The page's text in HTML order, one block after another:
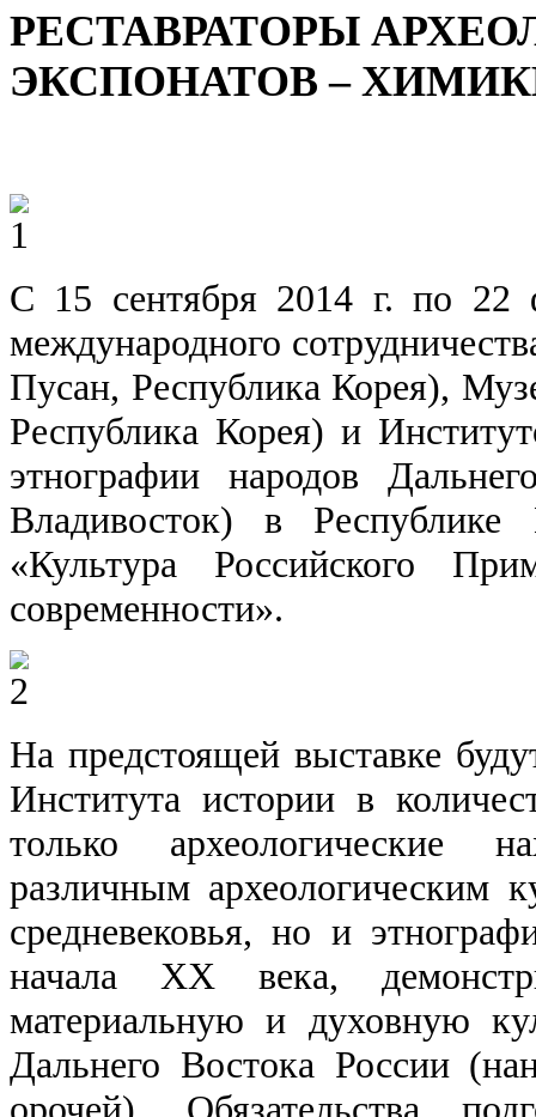
РЕСТАВРАТОРЫ
ЭКСПОНАТОВ –
С 15 сентября 2014 г. по 22
международного
Пусан, Республика Корея),
Республика Корея) и
этнографии народов
Владивосток) в Республике
«Культура Российского
современности».
На предстоящей выставке
Института истории в
только археологические
различным археологическим
средневековья, но и
начала XX века,
материальную и духовную
Дальнего Востока России